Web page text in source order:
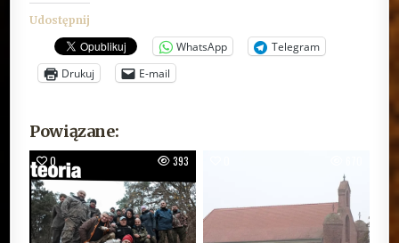
Udostępnij
WhatsApp
Telegram
Drukuj
E-mail
Powiązane:
0 393